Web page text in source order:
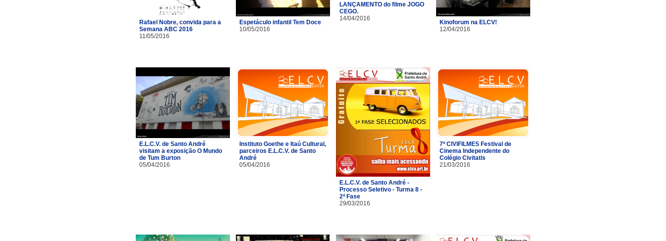
Rafael Nobre, convida para a
Semana ABC 2016
11/05/2016
Espetáculo infantil Tem Doce
10/05/2016
LANÇAMENTO do filme JOGO
CEGO.
14/04/2016
Kinoforum na ELCV!
12/04/2016
E.L.C.V. de Santo André
visitam a exposição O Mundo
de Tum Burton
05/04/2016
Instituto Goethe e Itaú Cultural,
parceiros E.L.C.V. de Santo
André
05/04/2016
E.L.C.V. de Santo André -
Processo Seletivo - Turma 8 -
2ª Fase
29/03/2016
7º CIVIFILMES Festival de
Cinema Independente do
Colégio Civitatis
21/03/2016